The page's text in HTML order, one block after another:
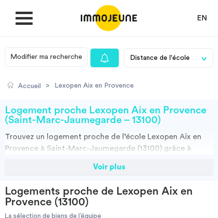
EN
MON COMPTE
Je cherche un logement
Villes
Modifier ma recherche
Accueil > Lexopen Aix en Provence
Logement proche Lexopen Aix en Provence
(Saint-Marc-Jaumegarde – 13100)
Trouvez un logement proche de l’école Lexopen Aix en
Provence à Saint-Marc-Jaumegarde (13100) grâce à
Découvrez nos milliers d’offres de locations proches de
locations par particuliers, par agences et colocations.
Vous avez tous les choix.
Voir plus
Logements proche de Lexopen Aix en
Provence (13100)
La sélection de biens de l’équipe